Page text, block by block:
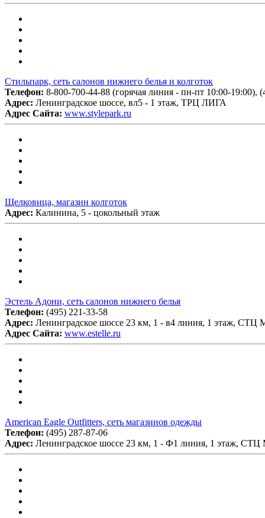
Стильпарк, сеть салонов нижнего белья и колготок
Телефон: 8-800-700-44-88 (горячая линия - пн-пт 10:00-19:00),
Адрес: Ленинградское шоссе, вл5 - 1 этаж, ТРЦ ЛИГА
Адрес Сайта: www.stylepark.ru
Щелковица, магазин колготок
Адрес: Калинина, 5 - цокольный этаж
Эстель Адони, сеть салонов нижнего белья
Телефон: (495) 221-33-58
Адрес: Ленинградское шоссе 23 км, 1 - в4 линия, 1 этаж, СТЦ
Адрес Сайта: www.estelle.ru
American Eagle Outfitters, сеть магазинов одежды
Телефон: (495) 287-87-06
Адрес: Ленинградское шоссе 23 км, 1 - Ф1 линия, 1 этаж,